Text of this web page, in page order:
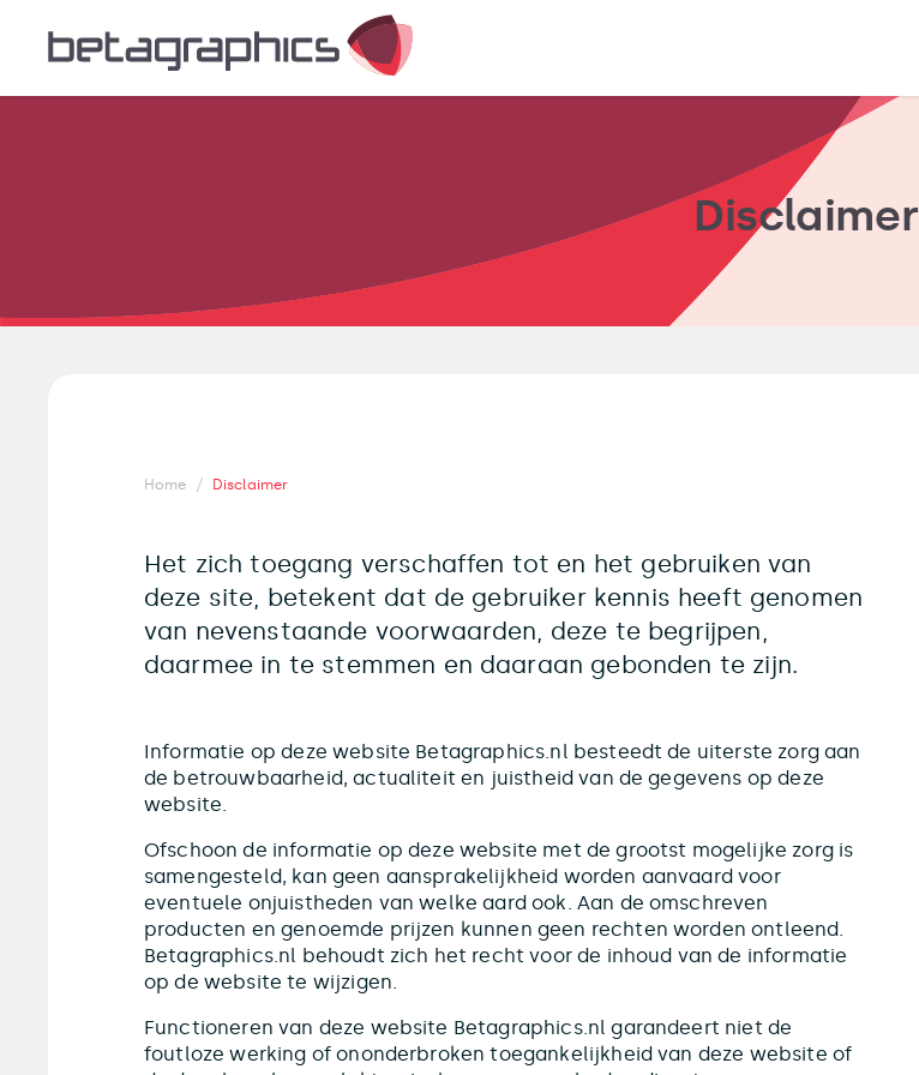
Disclaimer
Home / Disclaimer
Het zich toegang verschaffen tot en het gebruiken van
deze site, betekent dat de gebruiker kennis heeft genomen
van nevenstaande voorwaarden, deze te begrijpen,
daarmee in te stemmen en daaraan gebonden te zijn.
Informatie op deze website Betagraphics.nl besteedt de uiterste zorg aan
de betrouwbaarheid, actualiteit en juistheid van de gegevens op deze
website.
Ofschoon de informatie op deze website met de grootst mogelijke zorg is
samengesteld, kan geen aansprakelijkheid worden aanvaard voor
eventuele onjuistheden van welke aard ook. Aan de omschreven
producten en genoemde prijzen kunnen geen rechten worden ontleend.
Betagraphics.nl behoudt zich het recht voor de inhoud van de informatie
op de website te wijzigen.
Functioneren van deze website Betagraphics.nl garandeert niet de
foutloze werking of ononderbroken toegankelijkheid van deze website of